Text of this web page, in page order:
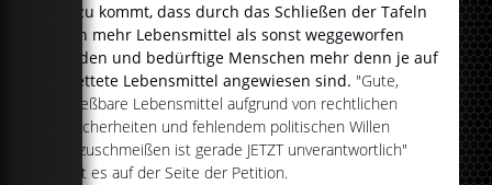
Hinzu kommt, dass durch das Schließen der Tafeln
noch mehr Lebensmittel als sonst weggeworfen
werden und bedürftige Menschen mehr denn je auf
gerettete Lebensmittel angewiesen sind. "Gute,
genießbare Lebensmittel aufgrund von rechtlichen
Unsicherheiten und fehlendem politischen Willen
wegzuschmeißen ist gerade JETZT unverantwortlich"
heißt es auf der Seite der Petition.